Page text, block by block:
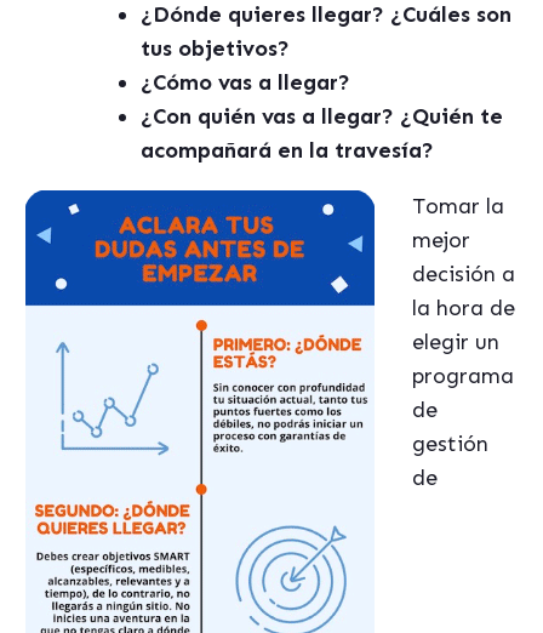
¿Dónde quieres llegar? ¿Cuáles son
tus objetivos?
¿Cómo vas a llegar?
¿Con quién vas a llegar? ¿Quién te
acompañará en la travesía?
Tomar la
mejor
decisión a
la hora de
elegir un
programa
de
gestión
de